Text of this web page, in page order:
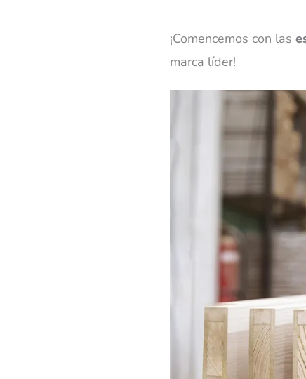
¡Comencemos con las
marca líder!